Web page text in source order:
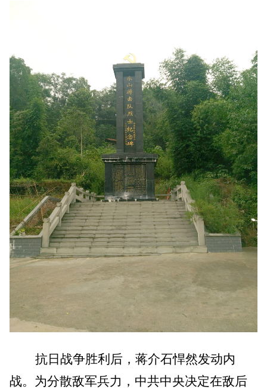
抗日战争胜利后，蒋介石悍然发动内
战。为分散敌军兵力，中共中央决定在敌后